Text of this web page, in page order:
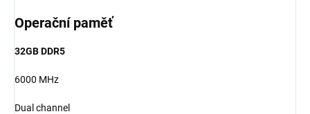
Operační paměť
32GB DDR5
6000 MHz
Dual channel